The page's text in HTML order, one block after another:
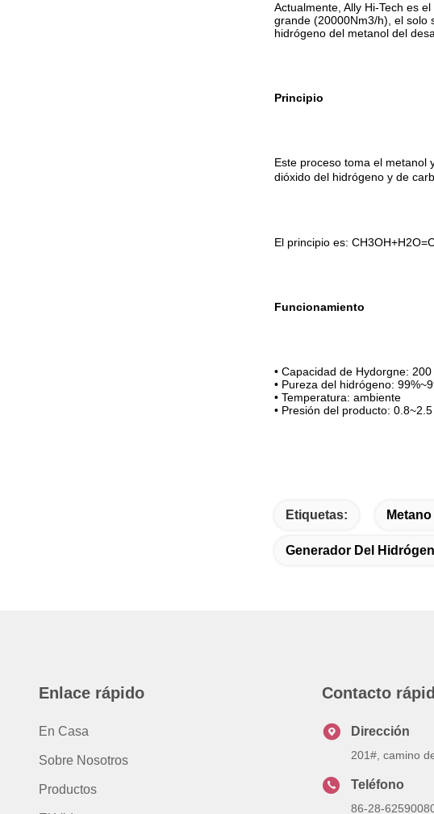
Actualmente, Ally Hi-Tech es
grande (20000Nm3/h), el solo
hidrógeno del metanol del
Principio
Este proceso toma el metanol
dióxido del hidrógeno y de
El principio es:
Funcionamiento
• Capacidad de Hydorgne:
• Pureza del hidrógeno:
• Temperatura: ambiente
• Presión del producto:
Etiquetas:
Generador Del
Enlace rápido
En Casa
Sobre Nosotros
Productos
Contacto
Dirección
201#, camino
Teléfono
86-28-